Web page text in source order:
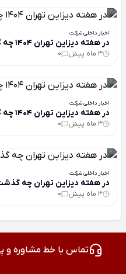
اخبار داخلی شرکت
در هفته دیزاین تهران 1404 چه گذشت؟-قسمت دوم
3 ماه پیش 0
اخبار داخلی شرکت
در هفته دیزاین تهران 1404 چه گذشت؟- قسمت چهارم
3 ماه پیش 0
اخبار داخلی شرکت
در هفته دیزاین تهران چه
3 ماه پیش 0
تماس با خط مشاوره و